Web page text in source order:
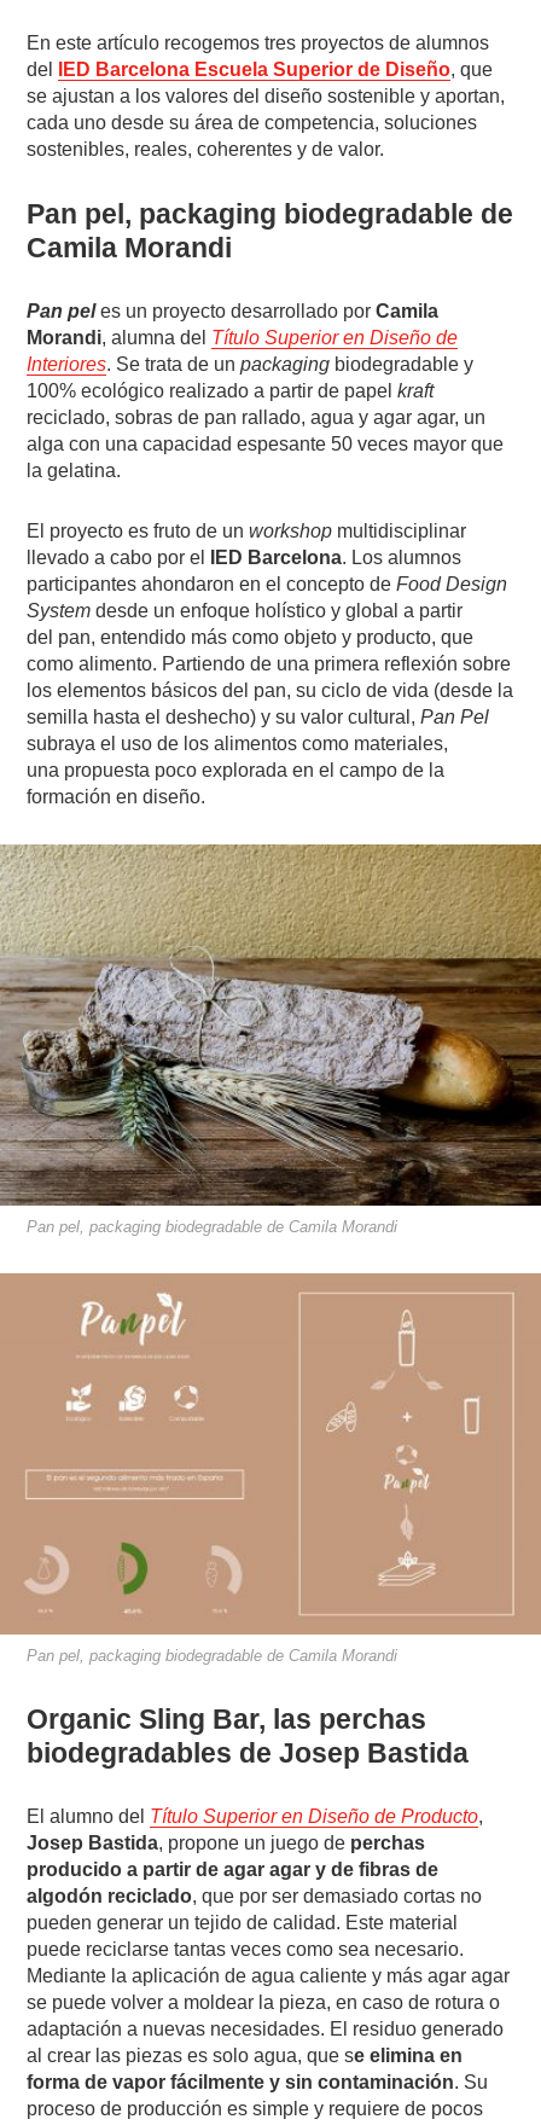
En este artículo recogemos tres proyectos de alumnos
del
IED Barcelona Escuela Superior de Diseño, que
se ajustan a los valores del diseño sostenible y aportan,
cada uno desde su área de competencia, soluciones
sostenibles, reales, coherentes y de valor.
Pan pel, packaging biodegradable de
Camila Morandi
Pan pel es un proyecto desarrollado porCamila
Morandi, alumna del Título Superior en Diseño de
Interiores. Se trata de unpackaging biodegradable y
100% ecológico realizado a partir de papelkraft
reciclado, sobras de pan rallado, agua y agar agar, un
alga con una capacidad espesante 50 veces mayor que
la gelatina.
El proyecto es fruto de unworkshop multidisciplinar
llevado a cabo por el
IED Barcelona. Los alumnos
participantes ahondaron en el concepto deFood Design
System desde un enfoque holístico y global a partir
del pan, entendido más como objeto y producto, que
como alimento. Partiendo de una primera reflexión sobre
los elementos básicos del pan, su ciclo de vida (desde la
semilla hasta el deshecho) y su valor cultural,Pan Pel
subraya el uso de los alimentos como materiales,
una propuesta poco explorada en el campo de la
formación en diseño.
Pan pel, packaging biodegradable de Camila Morandi
Pan pel, packaging biodegradable de Camila Morandi
Organic Sling Bar, las perchas
biodegradables de Josep Bastida
El alumno del Título Superior en Diseño de Producto,
Josep Bastida, propone un juego de perchas
producido a partir de agar agar y de fibras de
algodón reciclado, que por ser demasiado cortas no
pueden generar un tejido de calidad. Este material
puede reciclarse tantas veces como sea necesario.
Mediante la aplicación de agua caliente y más agar agar
se puede volver a moldear la pieza, en caso de rotura o
adaptación a nuevas necesidades. El residuo generado
al crear las piezas es solo agua, que se elimina en
forma de vapor fácilmente y sin contaminación. Su
proceso de producción es simple y requiere de pocos